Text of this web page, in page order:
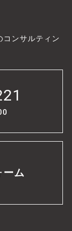
コンサルティン
ーム